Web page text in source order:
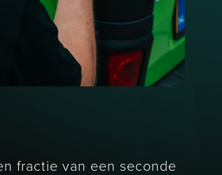
fractie van een seconde